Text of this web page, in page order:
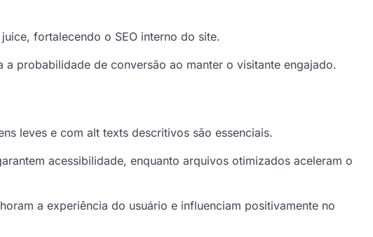
fortalecendo o SEO interno do site.
a probabilidade de conversão ao manter o visitante engajado.
leves e com alt texts descritivos são essenciais.
acessibilidade, enquanto arquivos otimizados aceleram o
a experiência do usuário e influenciam positivamente no